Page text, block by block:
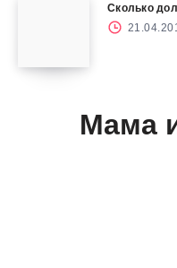
Сколько
Мама